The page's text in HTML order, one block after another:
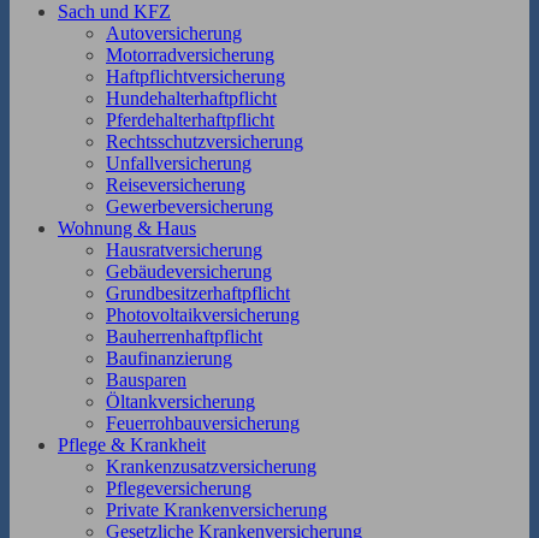
Sach und KFZ
Autoversicherung
Motorradversicherung
Haftpflichtversicherung
Hundehalterhaftpflicht
Pferdehalterhaftpflicht
Rechtsschutzversicherung
Unfallversicherung
Reiseversicherung
Gewerbeversicherung
Wohnung & Haus
Hausratversicherung
Gebäudeversicherung
Grundbesitzerhaftpflicht
Photovoltaikversicherung
Bauherrenhaftpflicht
Baufinanzierung
Bausparen
Öltankversicherung
Feuerrohbauversicherung
Pflege & Krankheit
Krankenzusatzversicherung
Pflegeversicherung
Private Krankenversicherung
Gesetzliche Krankenversicherung